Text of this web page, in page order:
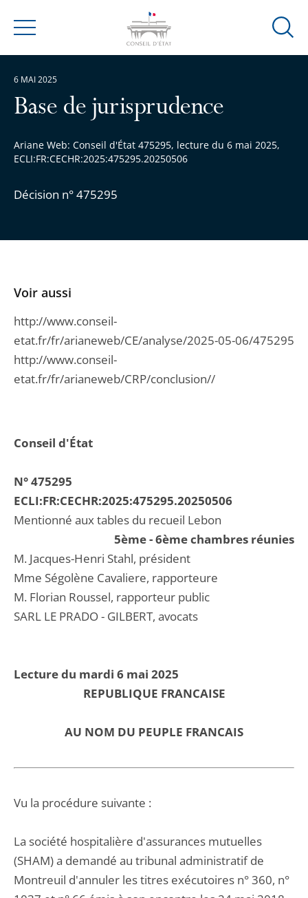
Menu
Ouvrir
Base de jurisprudence
Ariane Web: Conseil d'État 475295, lecture du 6 mai 2025,
ECLI:FR:CECHR:2025:475295.20250506
Décision n° 475295
6 MAI 2025
Conseil d'État
N° 475295
ECLI:FR:CECHR:2025:475295.20250506
Mentionné aux tables du recueil Lebon
5ème - 6ème chambres réunies
M. Jacques-Henri Stahl, président
Mme Ségolène Cavaliere, rapporteure
M. Florian Roussel, rapporteur public
SARL LE PRADO - GILBERT, avocats
Lecture du mardi 6 mai 2025
REPUBLIQUE FRANCAISE
AU NOM DU PEUPLE FRANCAIS
Vu la procédure suivante :
La société hospitalière d'assurances mutuelles
(SHAM) a demandé au tribunal administratif de
Montreuil d'annuler les titres exécutoires n° 360, n°
Voir aussi
http://www.conseil-
etat.fr/fr/arianeweb/CE/analyse/2025-05-06/475295
http://www.conseil-
etat.fr/fr/arianeweb/CRP/conclusion//